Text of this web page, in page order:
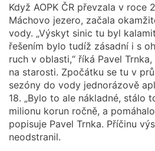
Když AOPK ČR převzala v roce
Máchovo jezero, začala
vody. „Výskyt sinic tu byl
řešením bylo tudíž zásadní i s
ruch v oblasti,“ říká Pavel
na starosti. Zpočátku se tu v
sezóny do vody jednorázově
18. „Bylo to ale nákladné, stálo
milionu korun ročně, a
popisuje Pavel Trnka. Příčinu
neodstranil.